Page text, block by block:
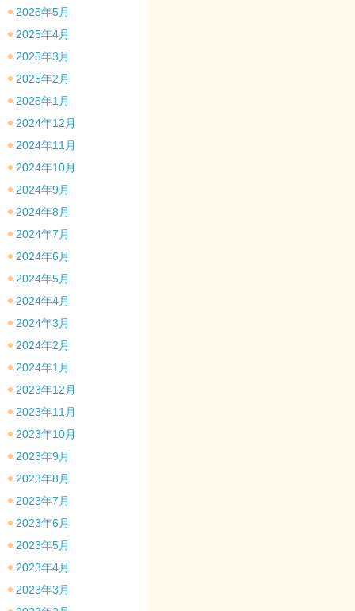
2025年5月
2025年4月
2025年3月
2025年2月
2025年1月
2024年12月
2024年11月
2024年10月
2024年9月
2024年8月
2024年7月
2024年6月
2024年5月
2024年4月
2024年3月
2024年2月
2024年1月
2023年12月
2023年11月
2023年10月
2023年9月
2023年8月
2023年7月
2023年6月
2023年5月
2023年4月
2023年3月